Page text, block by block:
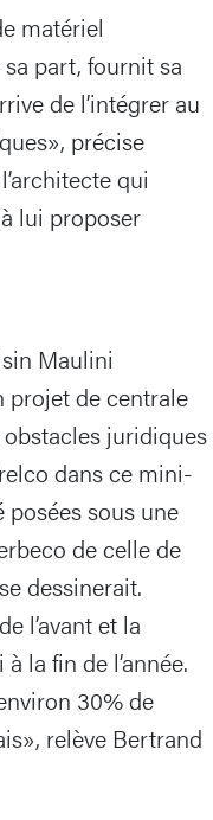
matériel
part, fournit sa
de l’intégrer au
précise
qui
lui proposer
Maulini
projet de centrale
juridiques
dans ce mini-
posées sous une
de celle de
dessinerait.
l’avant et la
la fin de l’année.
30% de
relève Bertrand